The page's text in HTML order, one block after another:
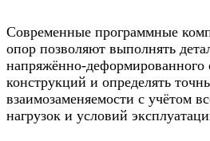
Современные программные
опор позволяют выполнять
напряжённо-деформированного
конструкций и определять
взаимозаменяемости с учётом
нагрузок и условий